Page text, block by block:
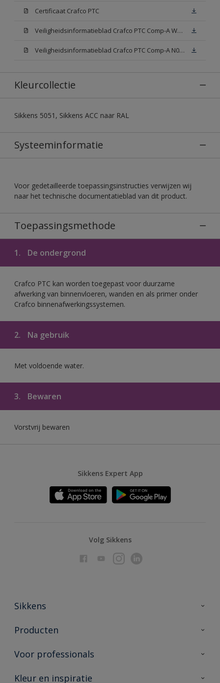
Certificaat Crafco PTC
Veiligheidsinformatieblad Crafco PTC Comp-A W05 (MSDS)
Veiligheidsinformatieblad Crafco PTC Comp-A N00 (MSDS)
Kleurcollectie
Sikkens 5051, Sikkens ACC naar RAL
Systeeminformatie
Voor gedetailleerde toepassingsinstructies verwijzen wij
naar het technische documentatieblad van dit product.
Toepassingsmethode
1. De ondergrond
Crafco PTC kan worden toegepast voor duurzame
afwerking van binnenvloeren, wanden en als primer onder
Crafco binnenafwerkingssystemen.
2. Na gebruik
Met voldoende water.
3. Bewaren
Vorstvrij bewaren
Sikkens Expert App
Volg Sikkens
Sikkens
Over Sikkens
Duurzaamheid
Producten
Producten voor binnen
Vind je verkooppunt
Voor professionals
Advies & service
Kleur en inspiratie